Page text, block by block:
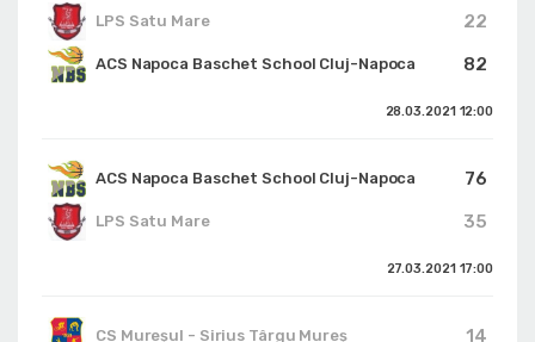
LPS Satu Mare
22
82
ACS Napoca Baschet School Cluj-Napoca
28.03.2021 12:00
ACS Napoca Baschet School Cluj-Napoca
76
35
LPS Satu Mare
27.03.2021 17:00
CS Mureșul - Sirius Târgu Mureș
14